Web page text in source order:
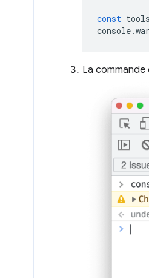
const tools
console.
La commande